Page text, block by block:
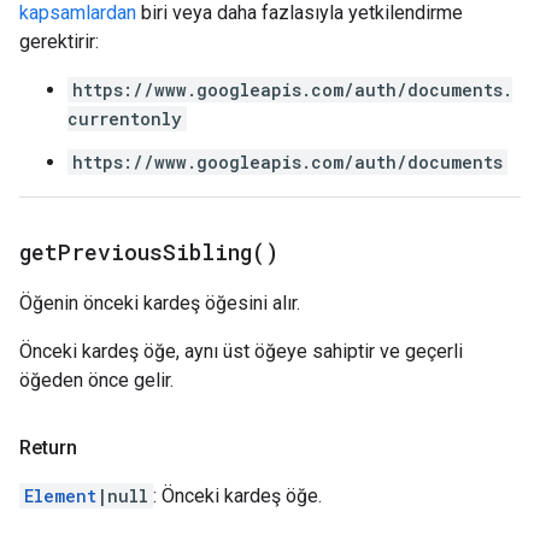
kapsamlardan biri veya daha fazlasıyla yetkilendirme
gerektirir:
https://www.googleapis.com/auth/documents.
currentonly
https://www.googleapis.com/auth/documents
getPreviousSibling( )
Öğenin önceki kardeş öğesini alır.
Önceki kardeş öğe, aynı üst öğeye sahiptir ve geçerli
öğeden önce gelir.
Return
Element |null : Önceki kardeş öğe.